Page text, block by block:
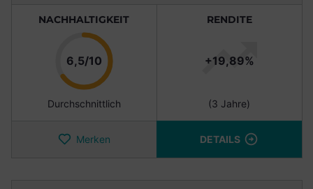
NACHHALTIGKEIT
6,5/10Punkte
Durchschnittlich
RENDITE
+19,89%
(3 Jahre)
Merken DETAILS